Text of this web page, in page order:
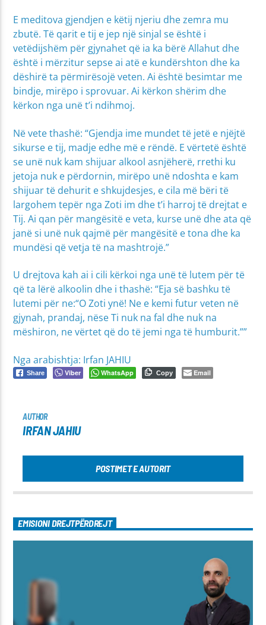
E meditova gjendjen e këtij njeriu dhe zemra mu
zbutë. Të qarit e tij e jep një sinjal se është i
vetëdijshëm për gjynahet që ia ka bërë Allahut dhe
është i mërzitur sepse ai atë e kundërshton dhe ka
dëshirë ta përmirësojë veten. Ai është besimtar me
bindje, mirëpo i sprovuar. Ai kërkon shërim dhe
kërkon nga unë t’i ndihmoj.
Në vete thashë: “Gjendja ime mundet të jetë e njëjtë
sikurse e tij, madje edhe më e rëndë. E vërtetë është
se unë nuk kam shijuar alkool asnjëherë, rrethi ku
jetoja nuk e përdornin, mirëpo unë ndoshta e kam
shijuar të dehurit e shkujdesjes, e cila më bëri të
largohem tepër nga Zoti im dhe t’i harroj të drejtat e
Tij. Ai qan për mangësitë e veta, kurse unë dhe ata që
janë si unë nuk qajmë për mangësitë e tona dhe ka
mundësi që vetja të na mashtrojë.”
U drejtova kah ai i cili kërkoi nga unë të lutem për të
që ta lërë alkoolin dhe i thashë: “Eja së bashku të
lutemi për ne:“O Zoti ynë! Ne e kemi futur veten në
gjynah, prandaj, nëse Ti nuk na fal dhe nuk na
mëshiron, ne vërtet që do të jemi nga të humburit.””
Nga arabishtja: Irfan JAHIU
Share Viber WhatsApp Copy Email
AUTHOR
IRFAN JAHIU
POSTIMET E AUTORIT
EMISIONI DREJTPËRDREJT